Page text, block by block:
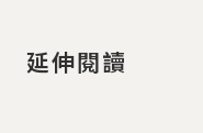
延伸閱讀